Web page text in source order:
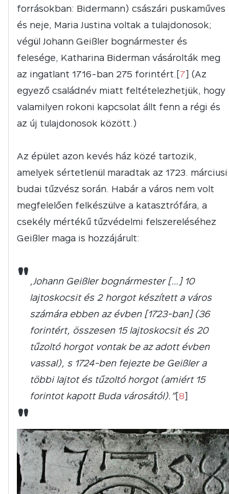
forrásokban: Bidermann) császári puskaműves
és neje, Maria Justina voltak a tulajdonosok;
végül Johann Geißler bognármester és
felesége, Katharina Biderman vásárolták meg
az ingatlant 1716-ban 275 forintért.[7] (Az
egyező családnév miatt feltételezhetjük, hogy
valamilyen rokoni kapcsolat állt fenn a régi és
az új tulajdonosok között.)
Az épület azon kevés ház közé tartozik,
amelyek sértetlenül maradtak az 1723. márciusi
budai tűzvész során. Habár a város nem volt
megfelelően felkészülve a katasztrófára, a
csekély mértékű tűzvédelmi felszereléséhez
Geißler maga is hozzájárult:
" „Johann Geißler bognármester […] 10
lajtoskocsit és 2 horgot készített a város
számára ebben az évben [1723-ban] (36
forintért, összesen 15 lajtoskocsit és 20
tűzoltó horgot vontak be az adott évben
vassal), s 1724-ben fejezte be Geißler a
többi lajtot és tűzoltó horgot (amiért 15
forintot kapott Buda városától).”[8]
"